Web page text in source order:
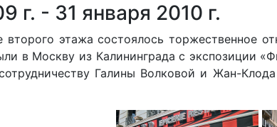
г. - 31 января 2010 г.
второго этажа состоялось торжественное
в Москву из Калининграда с экспозиции
Галины Волковой и Жан-